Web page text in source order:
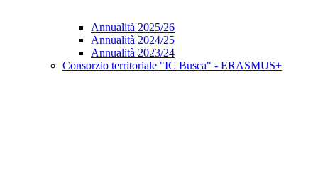
Annualità 2025/26
Annualità 2024/25
Annualità 2023/24
Consorzio territoriale "IC Busca" - ERASMUS+